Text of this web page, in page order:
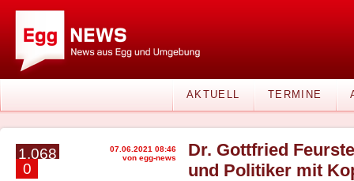
AKTUELL TERMINE
1.068
0
07.06.2021 08:46
von egg-news
Dr. Gottfried
und Politiker mit